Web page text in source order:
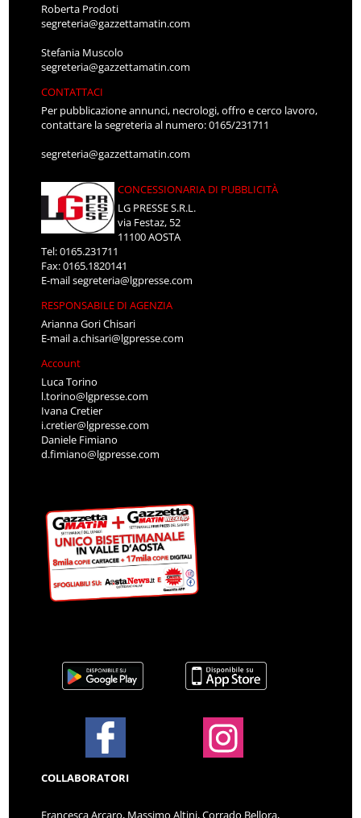
Roberta Prodoti
segreteria@gazzettamatin.com
Stefania Muscolo
segreteria@gazzettamatin.com
CONTATTACI
Per pubblicazione annunci, necrologi, offro e cerco lavoro,
contattare la segreteria al numero: 0165/231711
segreteria@gazzettamatin.com
CONCESSIONARIA DI PUBBLICITÀ
LG PRESSE S.R.L.
via Festaz, 52
11100 AOSTA
Tel: 0165.231711
Fax: 0165.1820141
E-mailsegreteria@lgpresse.com
RESPONSABILE DI AGENZIA
Arianna Gori Chisari
E-maila.chisari@lgpresse.com
Account
Luca Torino
l.torino@lgpresse.com
Ivana Cretier
i.cretier@lgpresse.com
Daniele Fimiano
d.fimiano@lgpresse.com
COLLABORATORI
Francesca Arcaro, Massimo Altini, Corrado Bellora,